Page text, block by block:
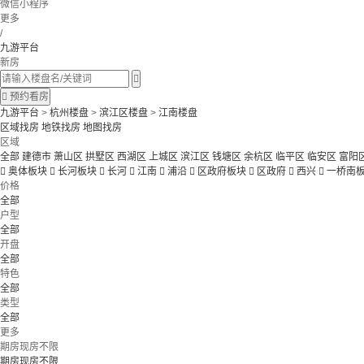
微信小程序
更多
/
九游平台
新房

 预约看房
九游平台 > 杭州楼盘 > 滨江区楼盘 > 江南楼盘
区域找房 地铁找房 地图找房
区域
全部 建德市 萧山区 拱墅区 西湖区 上城区 滨江区 钱塘区 余杭区 临平区 临安区 富阳
 奥体板块  长河板块  长河  江南  浦沿  区政府板块  区政府  西兴  一桥南
价格
全部
户型
全部
开盘
全部
特色
全部
类型
全部
更多
期房现房不限
期房现房不限